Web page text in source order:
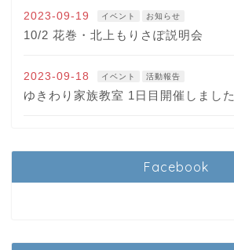
2023-09-19 イベント お知らせ
10/2 花巻・北上もりさぽ説明会
2023-09-18 イベント 活動報告
ゆきわり家族教室 1日目開催しました
Facebook